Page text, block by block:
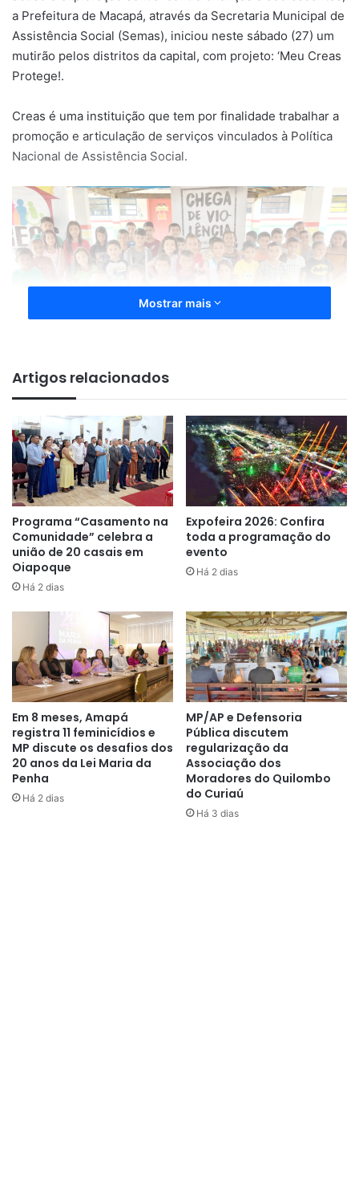
a Prefeitura de Macapá, através da Secretaria Municipal de
Assistência Social (Semas), iniciou neste sábado (27) um
mutirão pelos distritos da capital, com projeto: ‘Meu Creas
Protege!.
Creas é uma instituição que tem por finalidade trabalhar a
promoção e articulação de serviços vinculados à Política
Nacional de Assistência Social.
O projeto ‘Creas Protege! irá percorrer as comunidades do
Corre Água, Ponta Grossa e São Joaquim do Pacuí. Neste
primeiro dia, mais de 80 pessoas participaram do
encontro, pais e alunos participaram de atividades
socioeducativas promovido pelas equipes interdisciplinar
do Creas Cidadania e Liberdade.
Entrega de folder informativo com orientações e
esclarecimentos, assim como, o contato para denúncia
“Nosso principal objetivo é
sensibilizar os moradores, e
garantir a proteção integral das
crianças e adolescentes em
situação de violação de direitos”
Mostrar mais
Artigos relacionados
Programa “Casamento na
Comunidade” celebra a
união de 20 casais em
Oiapoque
Há 2 dias
Expofeira 2026: Confira
toda a programação do
evento
Há 2 dias
Em 8 meses, Amapá
registra 11 feminicídios e
MP discute os desafios dos
20 anos da Lei Maria da
Penha
Há 2 dias
MP/AP e Defensoria
Pública discutem
regularização da
Associação dos
Moradores do Quilombo
do Curiaú
Há 3 dias